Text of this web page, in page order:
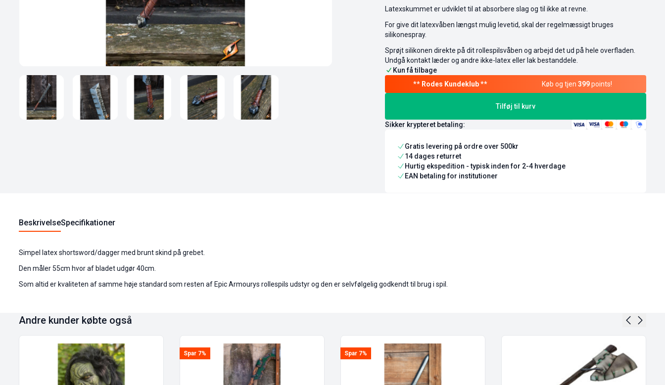
Latexskummet er udviklet til at absorbere slag og til ikke at revne.
For give dit latexvåben længst mulig levetid, skal der regelmæssigt bruges
silikonespray.
Sprøjt silikonen direkte på dit rollespilsvåben og arbejd det ud på hele overfladen.
Undgå kontakt læder og andre ikke-latex eller lak bestanddele.
Kun få tilbage
Køb og tjen 399points!
Tilføj til kurv
Sikker krypteret betaling:
Gratis levering på ordre over 500kr
14 dages returret
Hurtig ekspedition - typisk inden for 2-4 hverdage
EAN betaling for institutioner
BeskrivelseSpecifikationer
Simpel latex shortsword/dagger med brunt skind på grebet.
Den måler 55cm hvor af bladet udgør 40cm.
Som altid er kvaliteten af samme høje standard som resten af Epic Armourys rollespils udstyr og den er selvfølgelig godkendt til brug i spil.
Andre kunder købte også
Spar 7% Spar 7%